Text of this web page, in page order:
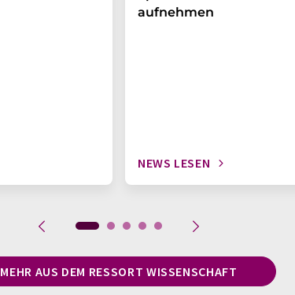
aufnehmen
NEWS LESEN
MEHR AUS DEM RESSORT WISSENSCHAFT